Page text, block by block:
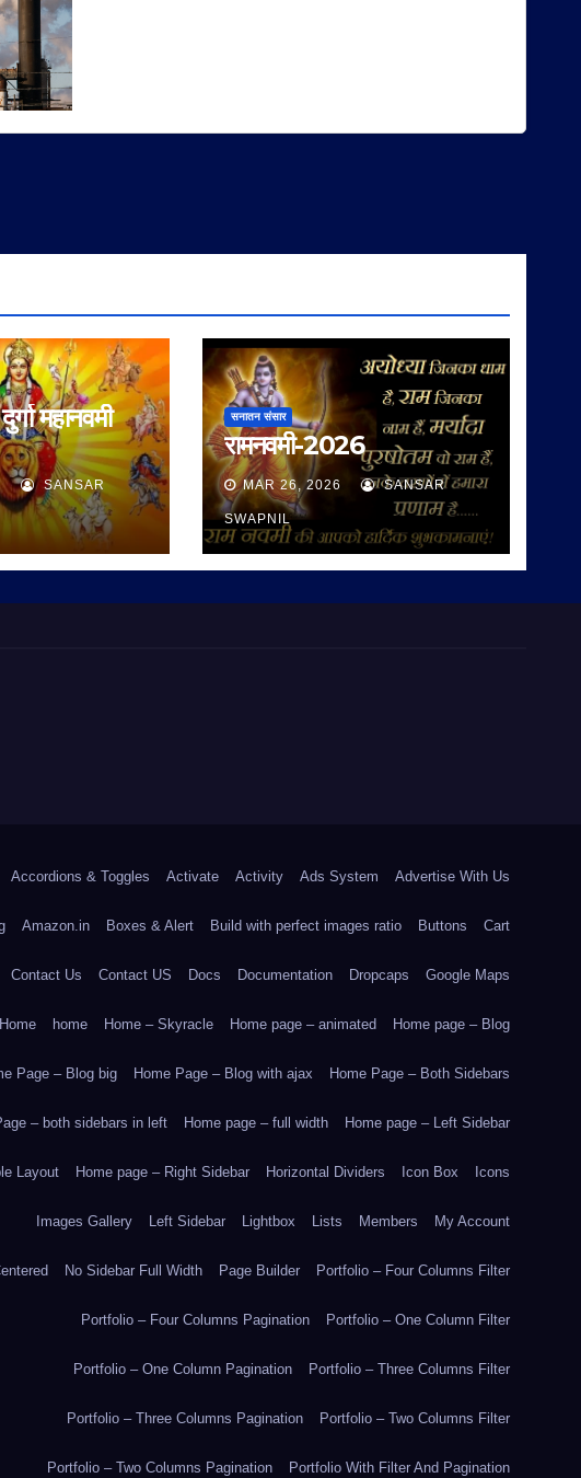
महानवमी
SANSAR
सनातन संसार
रामनवमी-2026
MAR 26, 2026 SANSAR
SWAPNIL
Accordions & Toggles Activate Activity Ads System Advertise With Us
Amazon.in Boxes & Alert Build with perfect images ratio Buttons Cart
Contact Us Contact US Docs Documentation Dropcaps Google Maps
Home home Home – Skyracle Home page – animated Home page – Blog
Page – Blog big Home Page – Blog with ajax Home Page – Both Sidebars
– both sidebars in left Home page – full width Home page – Left Sidebar
Layout Home page – Right Sidebar Horizontal Dividers Icon Box Icons
Images Gallery Left Sidebar Lightbox Lists Members My Account
No Sidebar Full Width Page Builder Portfolio – Four Columns Filter
Portfolio – Four Columns Pagination Portfolio – One Column Filter
Portfolio – One Column Pagination Portfolio – Three Columns Filter
Portfolio – Three Columns Pagination Portfolio – Two Columns Filter
Portfolio – Two Columns Pagination Portfolio With Filter And Pagination